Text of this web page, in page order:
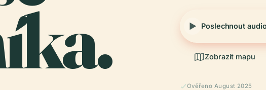
Poslechnout
Zobrazit mapu
Ověřeno August 2025